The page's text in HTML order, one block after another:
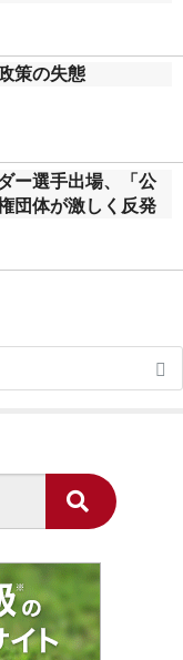
策の失態
ー選手出場、「公
団体が激しく反発